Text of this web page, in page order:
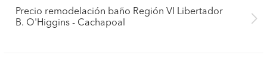
Precio remodelación baño Región VI Libertador
B. O'Higgins - Cachapoal